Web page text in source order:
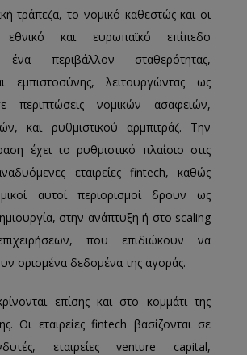
τράπεζα, το νομικό καθεστώς και οι
και ευρωπαϊκό επίπεδο
ένα περιβάλλον σταθερότητας,
εμπιστοσύνης, λειτουργώντας ως
περιπτώσεις νομικών ασαφειών,
και ρυθμιστικού αρμπιτράζ. Την
έχει το ρυθμιστικό πλαίσιο στις
εταιρείες fintech, καθώς
αυτοί περιορισμοί δρουν ως
στην ανάπτυξη ή στο scaling
που επιδιώκουν να
ορισμένα δεδομένα της αγοράς.
επίσης και στο κομμάτι της
Οι εταιρείες fintech βασίζονται σε
εταιρείες venture capital,